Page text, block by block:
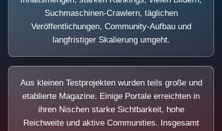
Suchmaschinen-Crawlern, täglichen
Veröffentlichungen, Community-Aufbau und
langfristiger Skalierung umgeht.
Aus kleinen Testprojekten wurden teils große und
etablierte Magazine. Einige Portale erreichten in
ihren Nischen starke Sichtbarkeit, hohe
Reichweite und aktive Communities. Insgesamt